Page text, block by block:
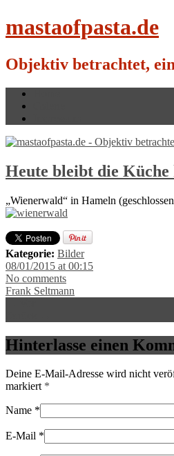
mastaofpasta.de
Objektiv betrachtet,
Heute bleibt die
„Wienerwald“ in Hameln
Kategorie: Bilder
08/01/2015 at 00:15
No comments
Frank Seltmann
Hinterlasse einen
Deine E-Mail-Adresse wird nicht
markiert *
Name *
E-Mail *